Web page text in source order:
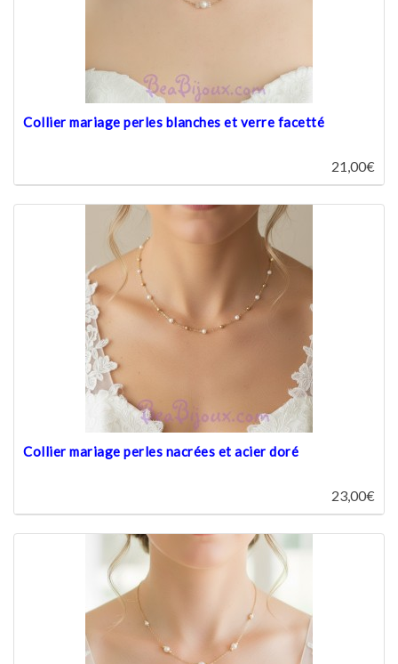
Collier mariage perles blanches et verre facetté
21,00€
Collier mariage perles nacrées et acier doré
23,00€